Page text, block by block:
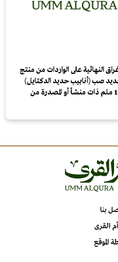
النهائية على الواردات من منتج
صب (أنابيب حديد الدكتايل)
بأقطار من 100 ملم إلى 1000 ملم ذات منشأ أو المصدرة من
بنا
القرى
الموقع